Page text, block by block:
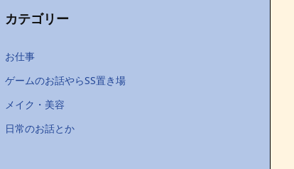
カテゴリー
お仕事
ゲームのお話やらSS置き場
メイク・美容
日常のお話とか